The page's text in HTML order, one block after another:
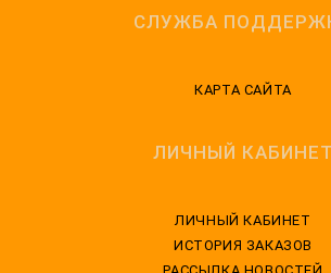
СЛУЖБА
КАРТА САЙТА
ЛИЧНЫЙ КАБИНЕТ
ЛИЧНЫЙ КАБИНЕТ
ИСТОРИЯ ЗАКАЗОВ